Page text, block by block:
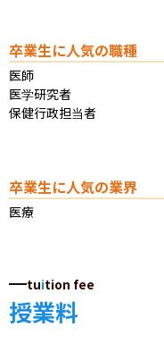
卒業生に人気の職種
医師
医学研究者
保健行政担当者
卒業生に人気の業界
医療
tuition fee
授業料